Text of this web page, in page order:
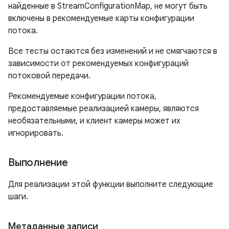
найденные в StreamConfigurationMap, не могут быть
включены в рекомендуемые карты конфигурации
потока.
Все тесты остаются без изменений и не смягчаются в
зависимости от рекомендуемых конфигураций
потоковой передачи.
Рекомендуемые конфигурации потока,
предоставляемые реализацией камеры, являются
необязательными, и клиент камеры может их
игнорировать.
Выполнение
Для реализации этой функции выполните следующие
шаги.
Метаданные записи